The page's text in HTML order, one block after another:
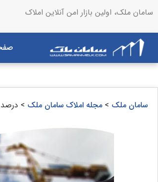
سامان ملک، اولین بازار امن آنلاین املاک
سامان ملک > مجله املاک سامان ملک >